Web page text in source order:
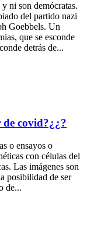
ni son demócratas.
del partido nazi
Goebbels. Un
que se esconde
detrás de...
covid?¿¿?
o ensayos o
con células del
Las imágenes son
posibilidad de ser
de...